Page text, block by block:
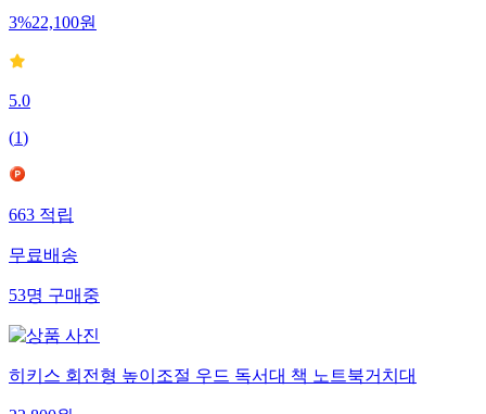
3%22,100원
5.0
(1)
663적립
무료배송
53명구매중
히키스 회전형 높이조절 우드 독서대 책 노트북거치대